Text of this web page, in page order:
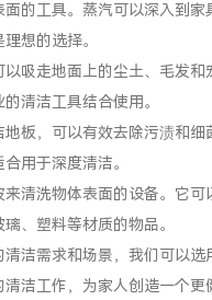
的工具。蒸汽可以深入到
想的选择。
吸走地面上的尘土、毛发
清洁工具结合使用。
板，可以有效去除污渍和
用于深度清洁。
清洗物体表面的设备。它
、塑料等材质的物品。
洁需求和场景，我们可以
洁工作，为家人创造一个更